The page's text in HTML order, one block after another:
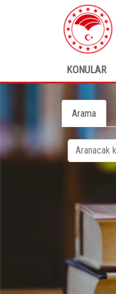
KONULAR
Arama